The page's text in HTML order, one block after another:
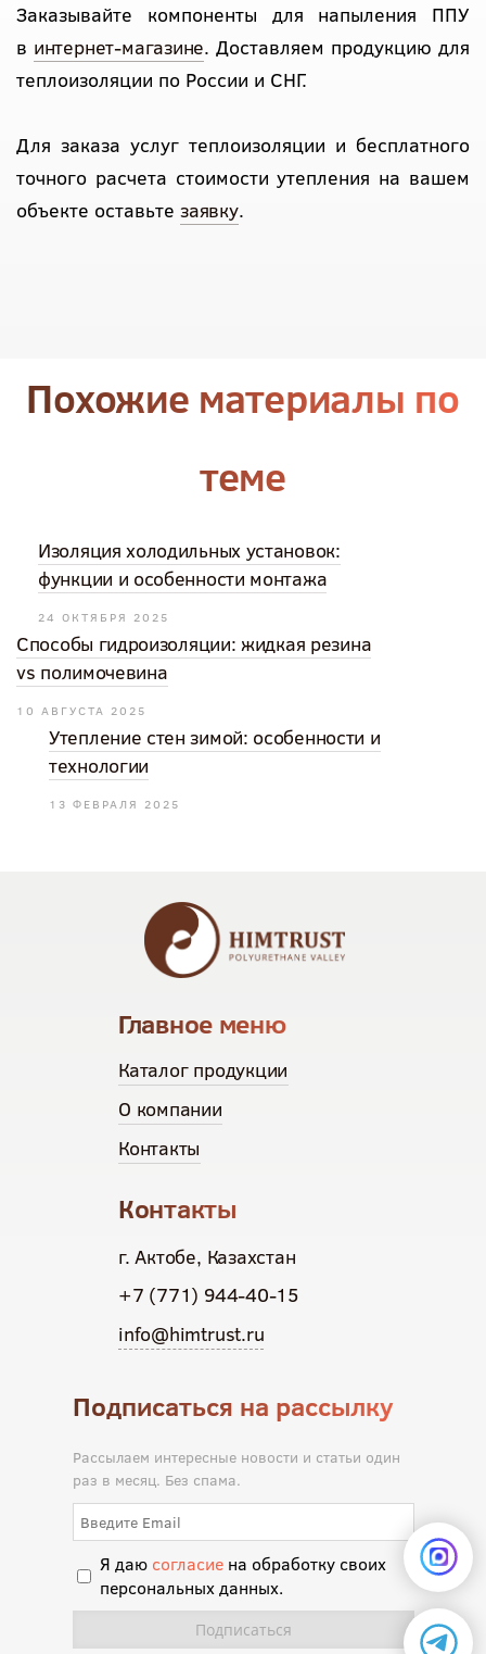
Заказывайте компоненты для напыления ППУ
в интернет-магазине. Доставляем продукцию для
теплоизоляции по России и СНГ.
Для заказа услуг теплоизоляции и бесплатного
точного расчета стоимости утепления на вашем
объекте оставьте заявку.
Похожие материалы по
теме
Изоляция холодильных установок:
функции и особенности монтажа
24 ОКТЯБРЯ 2025
Способы гидроизоляции: жидкая резина
vs полимочевина
10 АВГУСТА 2025
Утепление стен зимой: особенности и
технологии
13 ФЕВРАЛЯ 2025
Главное меню
Каталог продукции
О компании
Контакты
Контакты
г. Актобе, Казахстан
+7 (771) 944-40-15
info@himtrust.ru
Подписаться на рассылку
Рассылаем интересные новости и статьи один
раз в месяц. Без спама.
Я даю согласиена обработку своих
персональных данных.